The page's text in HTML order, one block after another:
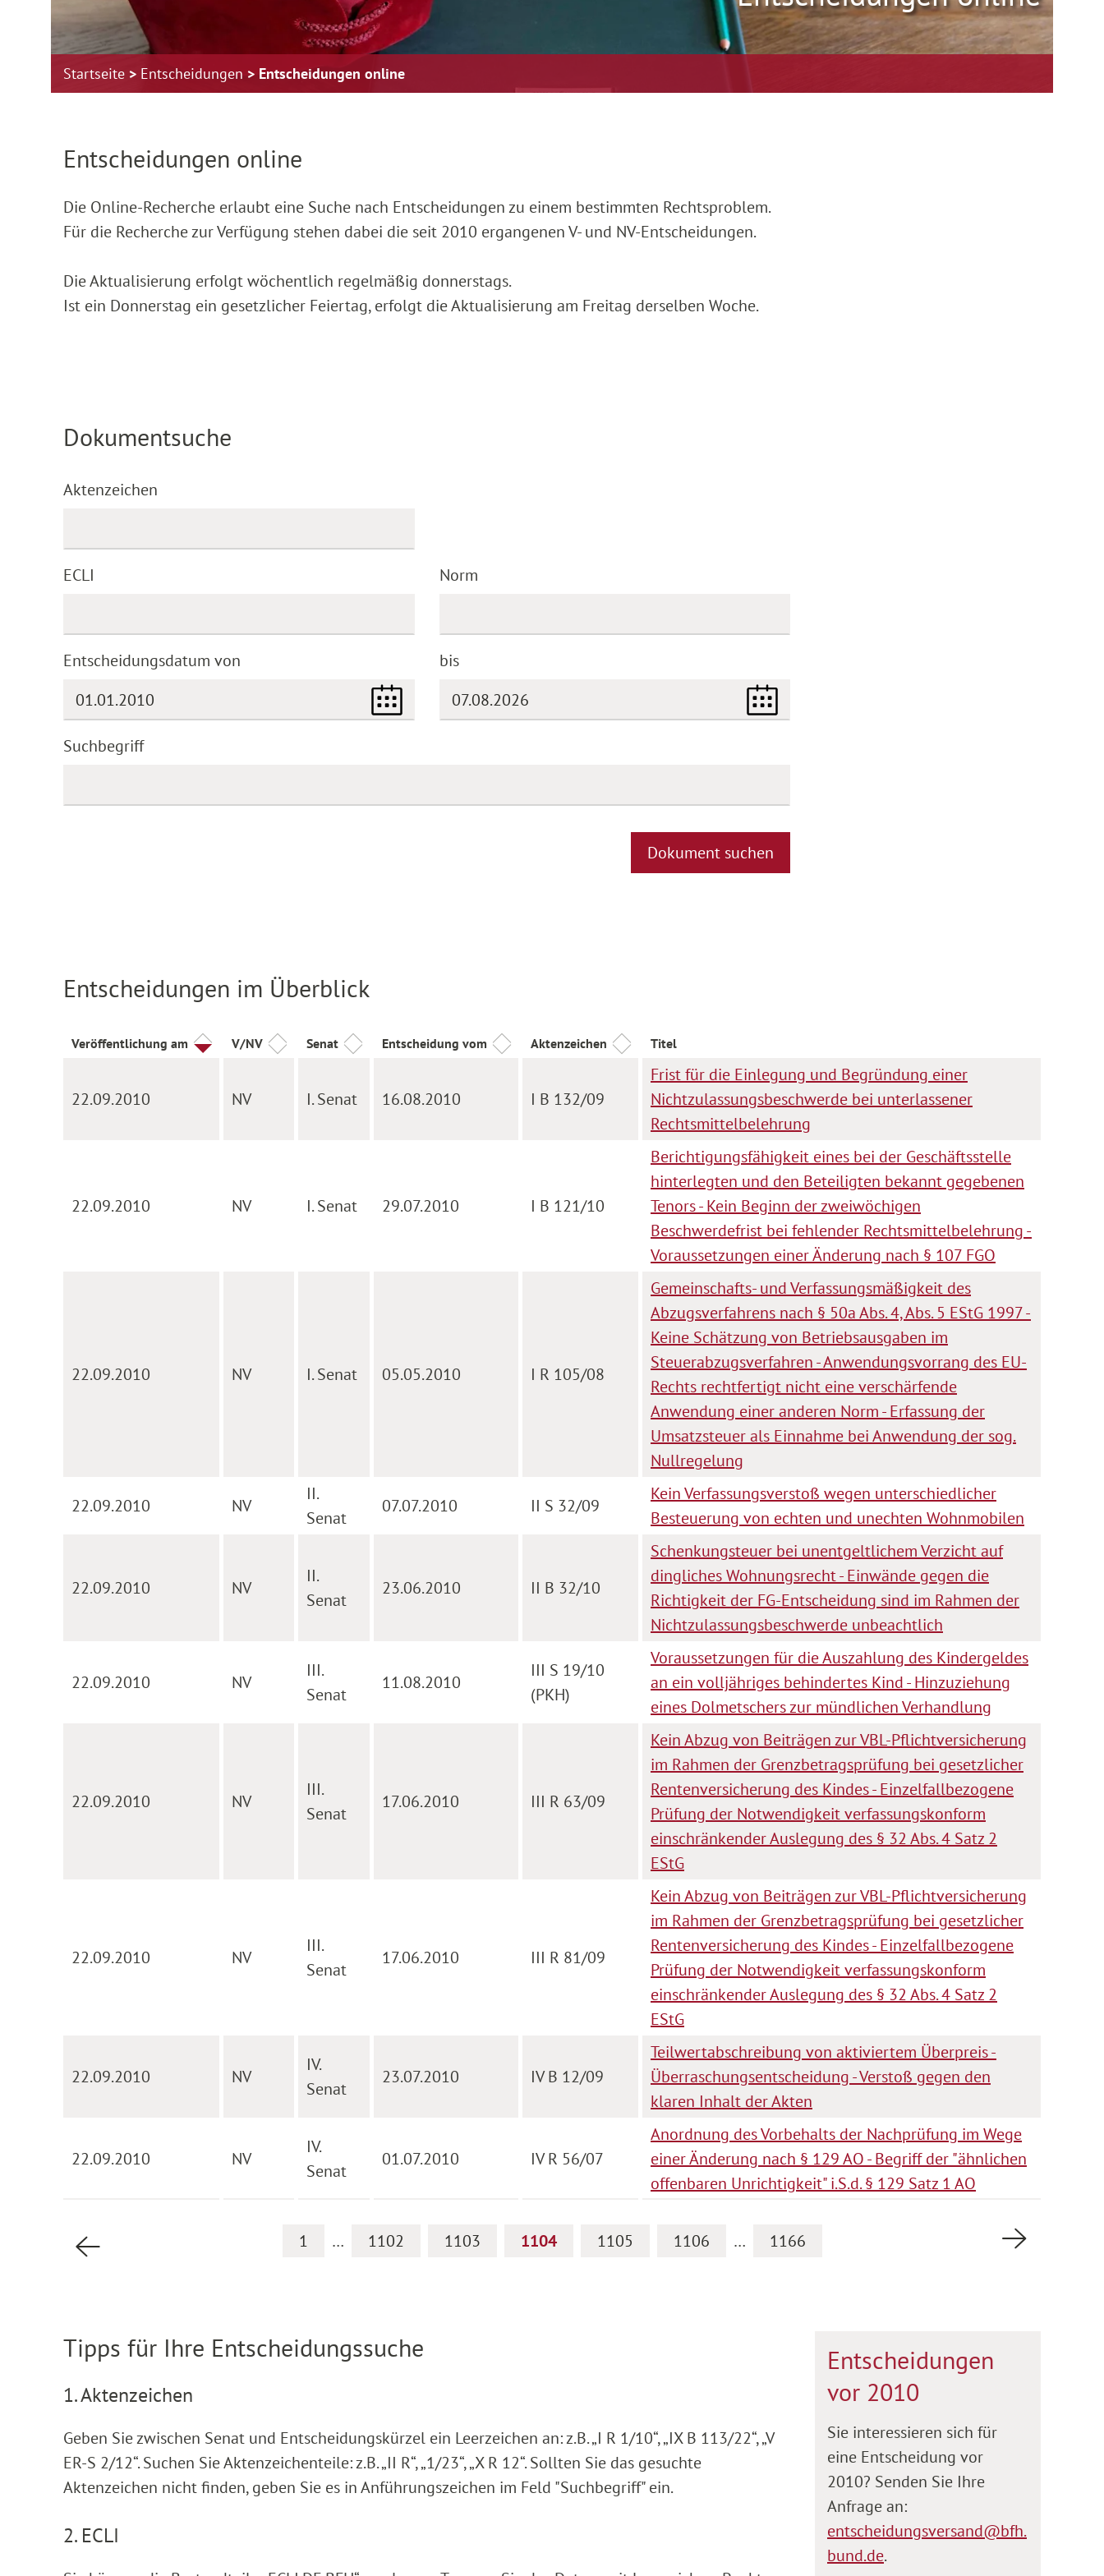
Startseite Entscheidungen Entscheidungen online
Entscheidungen online
Die Online-Recherche erlaubt eine Suche nach Entscheidungen zu einem bestimmten Rechtsproblem.
Für die Recherche zur Verfügung stehen dabei die seit 2010 ergangenen V- und NV-Entscheidungen.
Die Aktualisierung erfolgt wöchentlich regelmäßig donnerstags.
Ist ein Donnerstag ein gesetzlicher Feiertag, erfolgt die Aktualisierung am Freitag derselben Woche.
Dokumentsuche
Aktenzeichen
ECLI Norm
Entscheidungsdatum von bis(DD.MM.YYYY)
Suchbegriff
Dokument suchen
Entscheidungen im Überblick
Veröffentlichung am V/NV Senat Entscheidung vom Aktenzeichen Titel
22.09.2010 NV I. Senat 16.08.2010 I B 132/09
Frist für die Einlegung und Begründung einer
Nichtzulassungsbeschwerde bei unterlassener
Rechtsmittelbelehrung
22.09.2010 NV I. Senat 29.07.2010 I B 121/10
Berichtigungsfähigkeit eines bei der Geschäftsstelle
hinterlegten und den Beteiligten bekannt gegebenen
Tenors - Kein Beginn der zweiwöchigen
Beschwerdefrist bei fehlender Rechtsmittelbelehrung -
Voraussetzungen einer Änderung nach § 107 FGO
22.09.2010 NV I. Senat 05.05.2010 I R 105/08
Gemeinschafts- und Verfassungsmäßigkeit des
Abzugsverfahrens nach § 50a Abs. 4, Abs. 5 EStG 1997 -
Keine Schätzung von Betriebsausgaben im
Steuerabzugsverfahren - Anwendungsvorrang des EU-
Rechts rechtfertigt nicht eine verschärfende
Anwendung einer anderen Norm - Erfassung der
Umsatzsteuer als Einnahme bei Anwendung der sog.
Nullregelung
22.09.2010 NV
II.
Senat
07.07.2010 II S 32/09
Kein Verfassungsverstoß wegen unterschiedlicher
Besteuerung von echten und unechten Wohnmobilen
22.09.2010 NV
II.
Senat
23.06.2010 II B 32/10
Schenkungsteuer bei unentgeltlichem Verzicht auf
dingliches Wohnungsrecht - Einwände gegen die
Richtigkeit der FG-Entscheidung sind im Rahmen der
Nichtzulassungsbeschwerde unbeachtlich
22.09.2010 NV
III.
Senat
11.08.2010
III S 19/10
(PKH)
Voraussetzungen für die Auszahlung des Kindergeldes
an ein volljähriges behindertes Kind - Hinzuziehung
eines Dolmetschers zur mündlichen Verhandlung
22.09.2010 NV
III.
Senat
17.06.2010 III R 63/09
Kein Abzug von Beiträgen zur VBL-Pflichtversicherung
im Rahmen der Grenzbetragsprüfung bei gesetzlicher
Rentenversicherung des Kindes - Einzelfallbezogene
Prüfung der Notwendigkeit verfassungskonform
einschränkender Auslegung des § 32 Abs. 4 Satz 2
EStG
22.09.2010 NV
III.
Senat
17.06.2010 III R 81/09
Kein Abzug von Beiträgen zur VBL-Pflichtversicherung
im Rahmen der Grenzbetragsprüfung bei gesetzlicher
Rentenversicherung des Kindes - Einzelfallbezogene
Prüfung der Notwendigkeit verfassungskonform
einschränkender Auslegung des § 32 Abs. 4 Satz 2
EStG
22.09.2010 NV
IV.
Senat
23.07.2010 IV B 12/09
Teilwertabschreibung von aktiviertem Überpreis -
Überraschungsentscheidung - Verstoß gegen den
klaren Inhalt der Akten
22.09.2010 NV
IV.
Senat
01.07.2010 IV R 56/07
Anordnung des Vorbehalts der Nachprüfung im Wege
einer Änderung nach § 129 AO - Begriff der "ähnlichen
offenbaren Unrichtigkeit" i.S.d. § 129 Satz 1 AO
1 … 1102 1103 1104 1105 1106 … 1166
Tipps für Ihre Entscheidungssuche
1. Aktenzeichen
Geben Sie zwischen Senat und Entscheidungskürzel ein Leerzeichen an: z.B. „I R 1/10“, „IX B 113/22“, „V
ER-S 2/12“. Suchen Sie Aktenzeichenteile: z.B. „II R“, „1/23“, „X R 12“. Sollten Sie das gesuchte
Aktenzeichen nicht finden, geben Sie es in Anführungszeichen im Feld "Suchbegriff" ein.
2. ECLI
Entscheidungen
vor 2010
Sie interessieren sich für
eine Entscheidung vor
2010? Senden Sie Ihre
Anfrage an:
entscheidungsversand@bfh.
bund.de.